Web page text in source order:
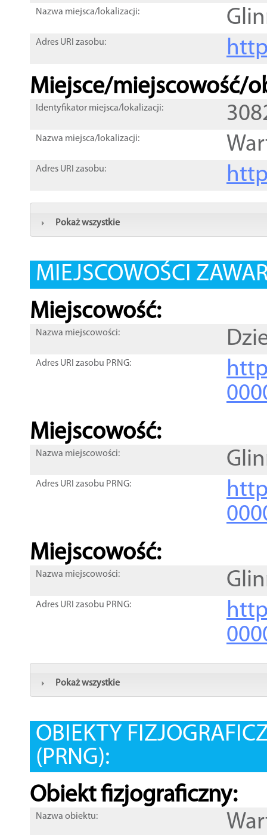
Nazwa miejsca/lokalizacji:
Adres URI zasobu:
Miejsce/miejscowość/
Identyfikator miejsca/lokalizacji:
Nazwa miejsca/lokalizacji:
Adres URI zasobu:
Pokaż wszystkie
MIEJSCOWOŚCI
Miejscowość:
Nazwa miejscowości:
Adres URI zasobu PRNG:
Miejscowość:
Nazwa miejscowości:
Adres URI zasobu PRNG:
Miejscowość:
Nazwa miejscowości:
Adres URI zasobu PRNG:
Pokaż wszystkie
OBIEKTY
(PRNG):
Obiekt fizjograficzny:
Nazwa obiektu: